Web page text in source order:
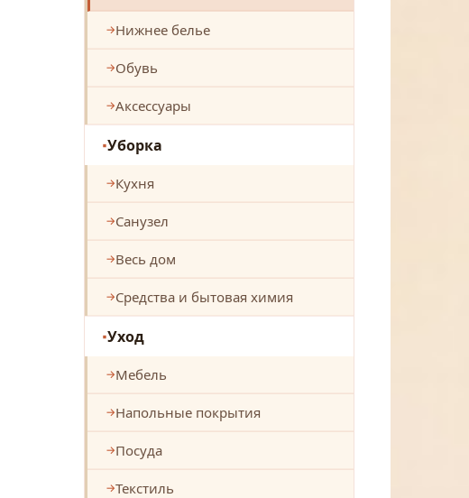
Нижнее белье
Обувь
Аксессуары
Уборка
Кухня
Санузел
Весь дом
Средства и бытовая химия
Уход
Мебель
Напольные покрытия
Посуда
Текстиль